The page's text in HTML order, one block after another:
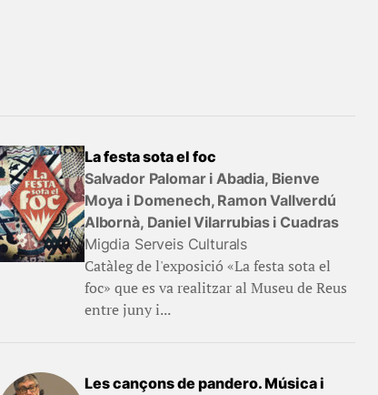
La festa sota el foc
Salvador Palomar i Abadia, Bienve
Moya i Domenech, Ramon Vallverdú
Albornà, Daniel Vilarrubias i Cuadras
Migdia Serveis Culturals
Catàleg de l'exposició «La festa sota el
foc» que es va realitzar al Museu de Reus
entre juny i...
Les cançons de pandero. Música i